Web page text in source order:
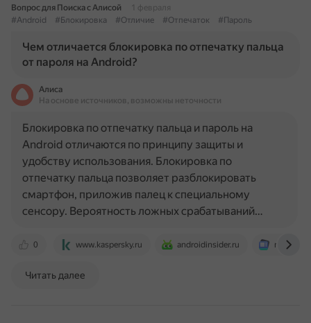
Вопрос для Поиска с Алисой
1 февраля
#Android
#Блокировка #Отличие #Отпечаток #Пароль
Чем отличается блокировка по отпечатку пальца
от пароля на Android?
Алиса
На основе источников, возможны неточности
0 www.kaspersky.ru androidinsider.ru
Блокировка по отпечатку пальца и пароль на
Android отличаются по принципу защиты и
удобству использования. Блокировка по
отпечатку пальца позволяет разблокировать
смартфон, приложив палец к специальному
сенсору. Вероятность ложных срабатываний…
Читать далее